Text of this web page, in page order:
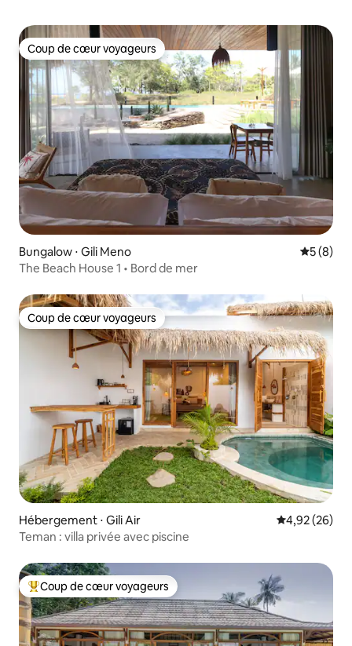
Coup de cœur voyageurs
Coup de cœur voyageurs
Bungalow ⋅ Gili Meno
5 (8)
The Beach House 1 • Bord de mer
Coup de cœur voyageurs
Coup de cœur voyageurs
Hébergement ⋅ Gili Air Évaluation
4,92 (26)
Teman : villa privée avec piscine
Coups de cœur voyageurs les plus appréciés
Coup de cœur voyageurs